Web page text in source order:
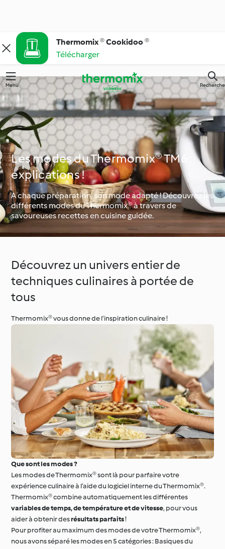
Thermomix ® Cookidoo ®
Télécharger
Menu Recherche
Les modes du Thermomix® TM6 :
explications !
A chaque préparation, son mode adapté ! Découvrez les
différents modes du Thermomix® à travers de
savoureuses recettes en cuisine guidée.
Découvrez un univers entier de
techniques culinaires à portée de
tous
Thermomix® vous donne de l’inspiration culinaire !
Que sont les modes ?
Les modes de Thermomix® sont là pour parfaire votre
expérience culinaire à l’aide du logiciel interne du Thermomix®.
Thermomix® combine automatiquement les différentes
variables de temps, de température et de vitesse, pour vous
aider à obtenir desrésultats parfaits!
Pour profiter au maximum des modes de votre Thermomix®,
nous avons séparé les modes en 5 catégories : Basiques du